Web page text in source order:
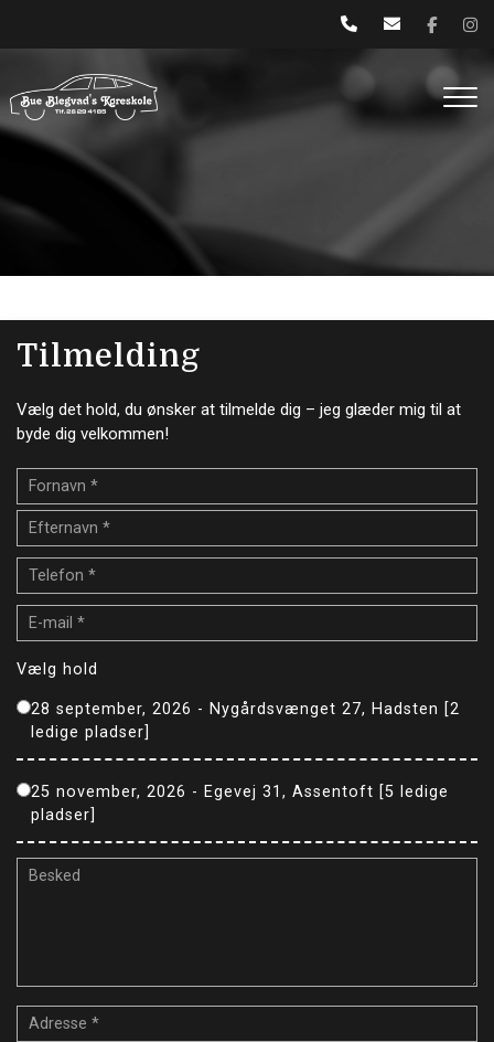
Tilmelding
Vælg det hold, du ønsker at tilmelde dig – jeg glæder mig til at
byde dig velkommen!
Vælg hold
28 september, 2026 - Nygårdsvænget 27, Hadsten [2
ledige pladser]
25 november, 2026 - Egevej 31, Assentoft [5 ledige
pladser]